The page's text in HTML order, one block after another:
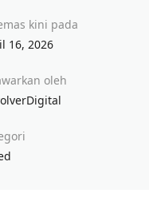
kini pada
16, 2026
oleh